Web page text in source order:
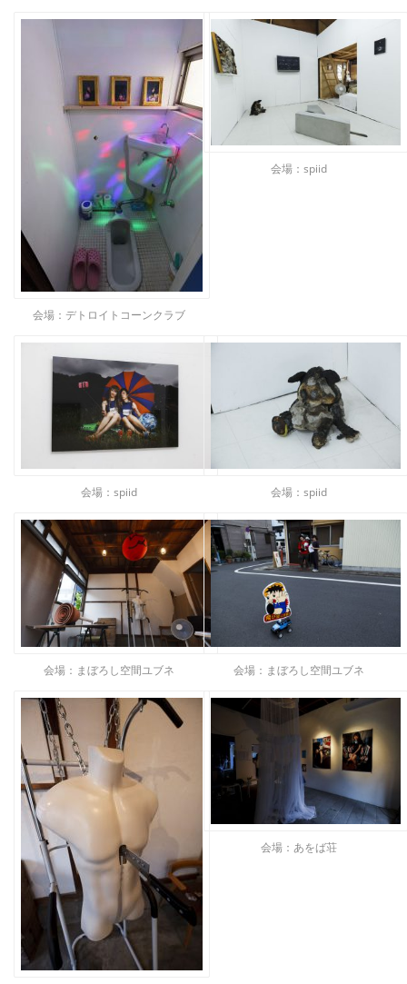
会場：デトロイトコーンクラブ
会場：spiid
会場：spiid 会場：spiid
会場：まぼろし空間ユブネ 会場：まぼろし空間ユブネ
会場：あをば荘